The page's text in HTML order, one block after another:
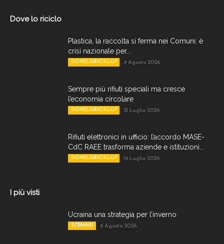
Dove lo riciclo
Plastica, la raccolta si ferma nei Comuni: è
crisi nazionale per...
DOVELORICICLO? 4 Agosto 2026
Sempre più rifiuti speciali ma cresce
l’economia circolare
DOVELORICICLO? 21 Luglio 2026
Rifiuti elettronici in ufficio: l’accordo MASE-
CdC RAEE trasforma aziende e istituzioni...
DOVELORICICLO? 16 Luglio 2026
I più visti
Ucraina una strategia per l’inverno
SCENARI 6 Agosto 2026